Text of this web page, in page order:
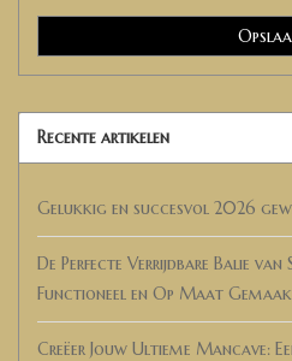
Recente artikelen
Gelukkig en succesvol 2026
De Perfecte Verrijdbare Balie
Functioneel en Op Maat
Creëer Jouw Ultieme Mancave: